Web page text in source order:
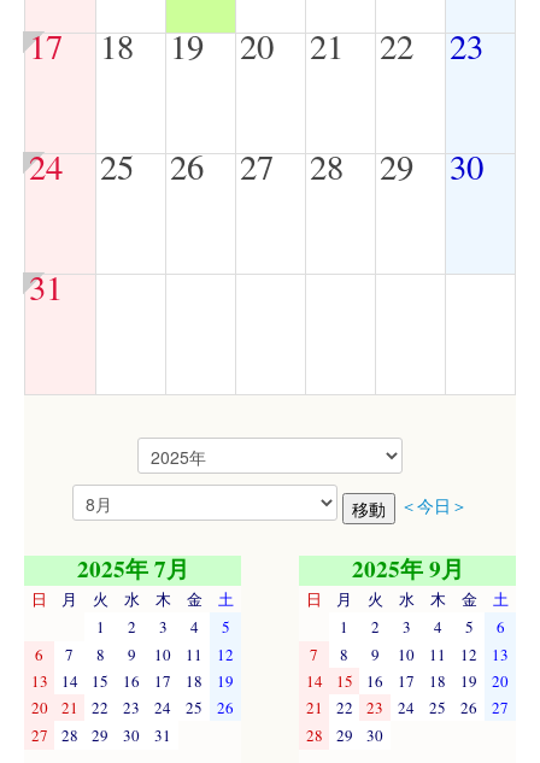
17 18 19 20 21 22 23
24 25 26 27 28 29 30
31
＜今日＞
2025年 7月
日 月 火 水 木 金
土
1
2 3 4
5
6
7 8 9 10 11
12
13
14 15 16 17 18
19
20
21 22 23 24 25
26
27
28 29 30 31
2025年 9月
日 月 火 水 木 金
土
1
2 3 4 5
6
7
8 9 10 11 12
13
14
15 16 17 18 19
20
21
22 23 24 25 26
27
28
29 30